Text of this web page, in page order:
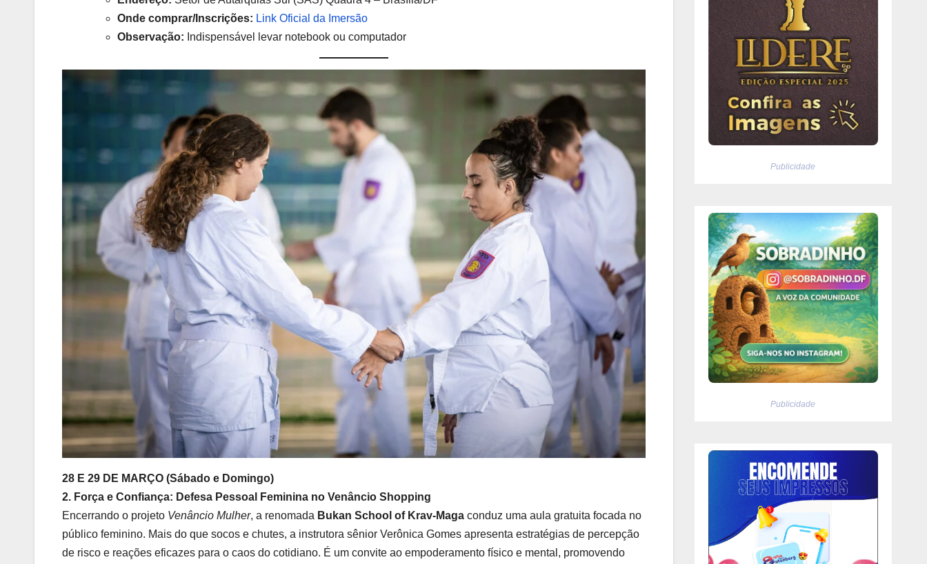
Onde comprar/Inscrições: Link Oficial da Imersão
Observação: Indispensável levar notebook ou computador
28 E 29 DE MARÇO (Sábado e Domingo)
2. Força e Confiança: Defesa Pessoal Feminina no Venâncio Shopping
Encerrando o projeto Venâncio Mulher, a renomada Bukan School of Krav-Maga conduz uma aula gratuita focada no
público feminino. Mais do que socos e chutes, a instrutora sênior Verônica Gomes apresenta estratégias de percepção
de risco e reações eficazes para o caos do cotidiano. É um convite ao empoderamento físico e mental, promovendo
Publicidade
Publicidade